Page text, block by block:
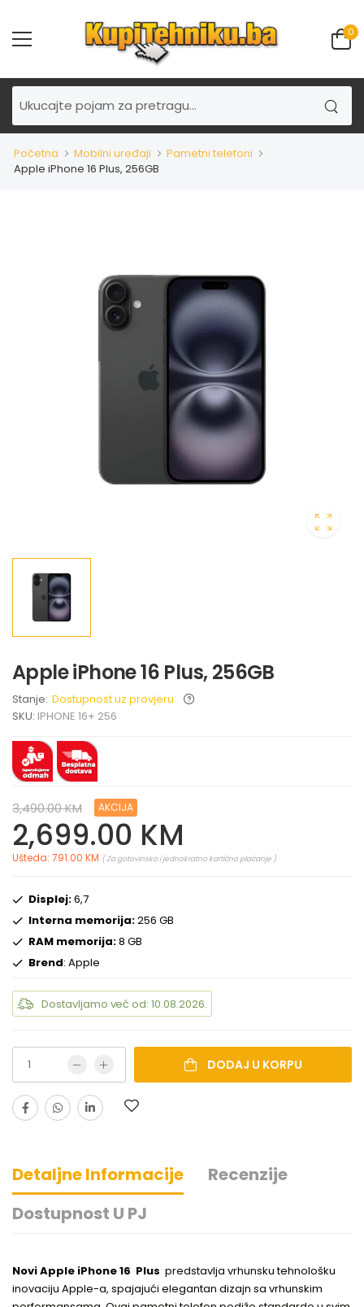
0
Početna Mobilni uređaji
Pametni telefoni
Apple iPhone 16 Plus, 256GB
Apple iPhone 16 Plus, 256GB
Stanje: Dostupnost uz provjeru
SKU: IPHONE 16+ 256
3,490.00 KM AKCIJA
2,699.00 KM
Ušteda: 791.00 KM ( Za gotovinsko i jednokratno kartično plaćanje )
Displej:6,7
Interna memorija:256 GB
RAM memorija:8 GB
Brend: Apple
Dostavljamo već od: 10.08.2026.
DODAJ U KORPU
Detaljne Informacije
Recenzije
Dostupnost U PJ
Novi Apple iPhone 16 Plus predstavlja vrhunsku tehnološku
inovaciju Apple-a, spajajući elegantan dizajn sa vrhunskim